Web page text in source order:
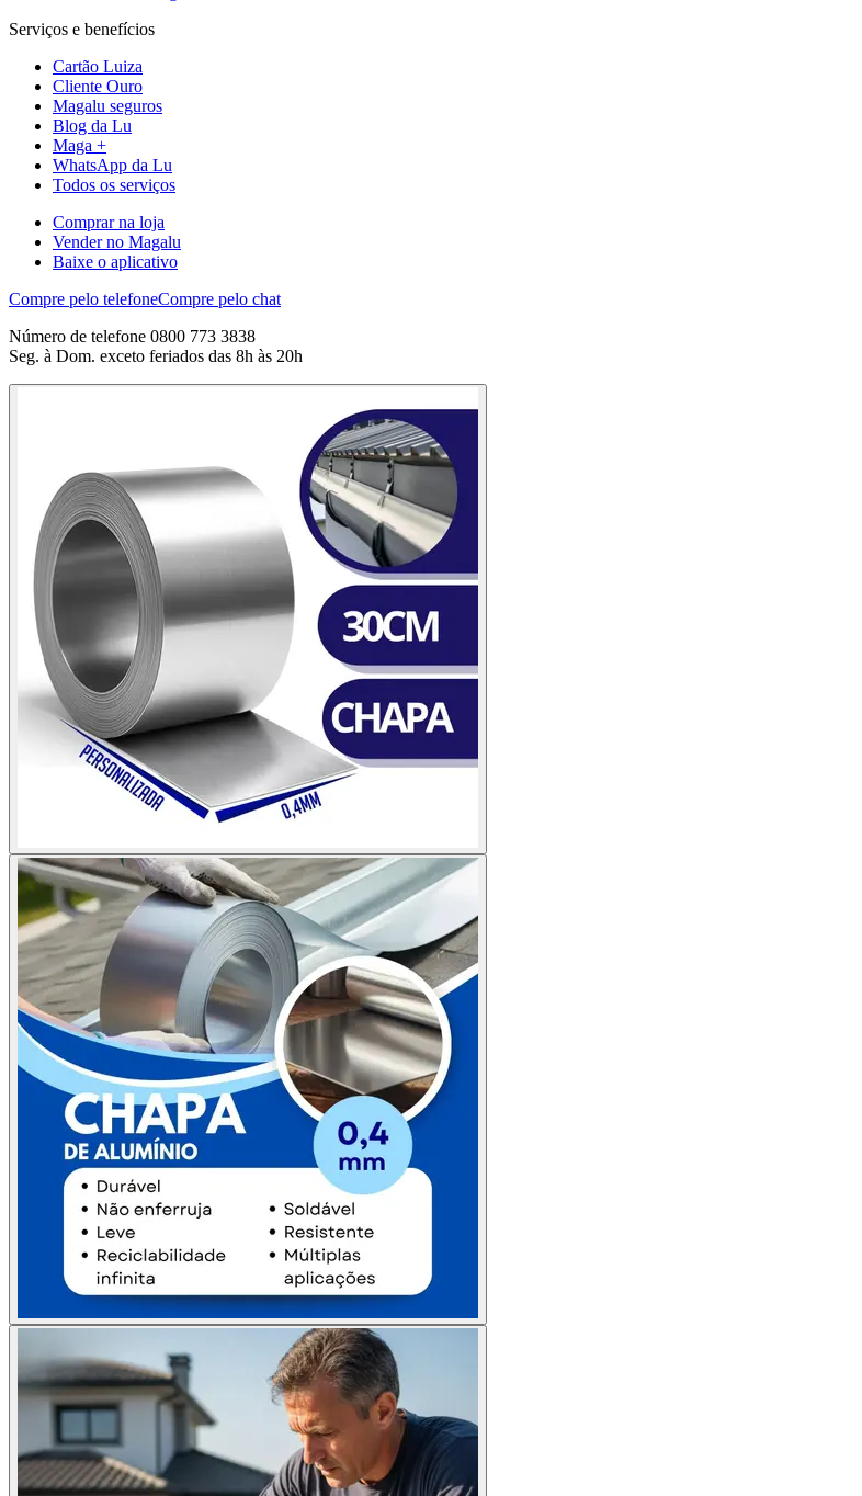
Serviços e benefícios
Cartão Luiza
Cliente Ouro
Magalu seguros
Blog da Lu
Maga +
WhatsApp da Lu
Todos os serviços
Comprar na loja
Vender no Magalu
Baixe o aplicativo
Compre pelo telefoneCompre pelo chat
Número de telefone 0800 773 3838
Seg. à Dom. exceto feriados das 8h às 20h